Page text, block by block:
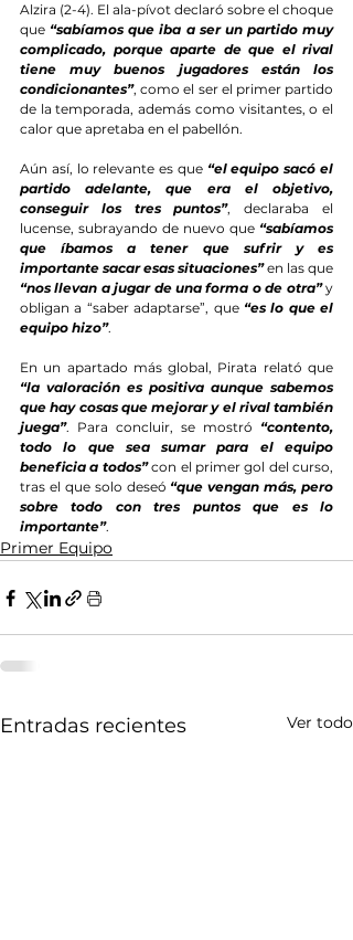
Alzira (2-4). El ala-pívot declaró sobre el choque
que “sabíamos que iba a ser un partido muy
complicado, porque aparte de que el rival
tiene muy buenos jugadores están los
condicionantes”, como el ser el primer partido
de la temporada, además como visitantes, o el
calor que apretaba en el pabellón.
Aún así, lo relevante es que “el equipo sacó el
partido adelante, que era el objetivo,
conseguir los tres puntos”, declaraba el
lucense, subrayando de nuevo que “sabíamos
que íbamos a tener que sufrir y es
importante sacar esas situaciones”
“nos llevan a jugar de una forma o de otra” y
obligan a “saber adaptarse”, que “es lo que el
equipo hizo”.
“la valoración es positiva aunque sabemos
que hay cosas que mejorar y el rival también
juega”. Para concluir, se mostró “contento,
todo lo que sea sumar para el equipo
beneficia a todos” con el primer gol del curso,
tras el que solo deseó “que vengan más, pero
sobre todo con tres puntos que es lo
importante”.
Primer Equipo
Entradas recientes Ver todo